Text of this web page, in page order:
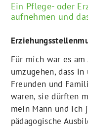
Ein Pflege- oder
aufnehmen und
Für mich war es
umzugehen, dass
Freunden und
waren, sie dürften
mein Mann und ich
pädagogische